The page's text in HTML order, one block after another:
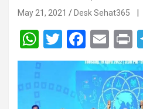
May 21, 2021 Desk Sehat365 |
W
h
at
s
T
wi
er
F
a
ce
b
E
m
ail t